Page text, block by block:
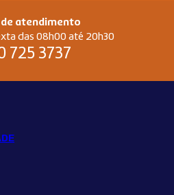
atendimento
das 08h00 até 20h30
725 3737